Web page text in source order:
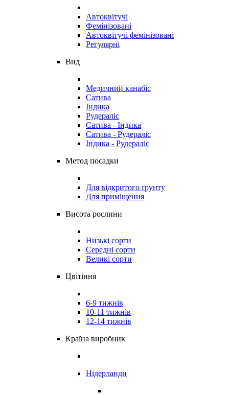
Автоквітучі
Фемінізовані
Автоквітучі фемінізовані
Регулярні
Вид
Медичний канабіс
Сатива
Індика
Рудераліс
Сатива - Індика
Сатива - Рудераліс
Індика - Рудераліс
Метод посадки
Для відкритого ґрунту
Для приміщення
Висота рослини
Низькі сорти
Середні сорти
Великі сорти
Цвітіння
6-9 тижнів
10-11 тижнів
12-14 тижнів
Країна виробник
Нідерланди